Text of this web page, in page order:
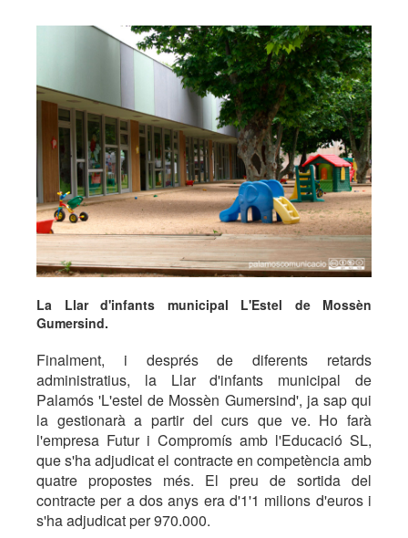
La Llar d'infants municipal L'Estel de Mossèn
Gumersind.
Finalment, i després de diferents retards
administratius, la Llar d'infants municipal de
Palamós 'L'estel de Mossèn Gumersind', ja sap qui
la gestionarà a partir del curs que ve. Ho farà
l'empresa Futur i Compromís amb l'Educació SL,
que s'ha adjudicat el contracte en competència amb
quatre propostes més. El preu de sortida del
contracte per a dos anys era d'1'1 milions d'euros i
s'ha adjudicat per 970.000.